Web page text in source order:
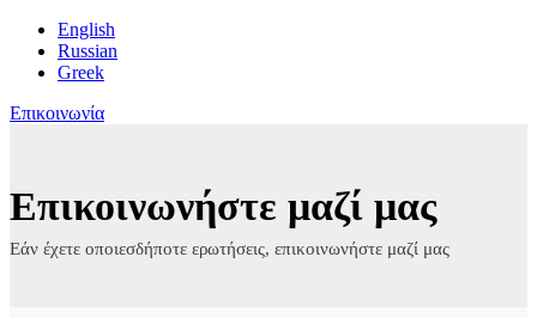
English
Russian
Greek
Επικοινωνία
Επικοινωνήστε μαζί μας
Εάν έχετε οποιεσδήποτε ερωτήσεις, επικοινωνήστε μαζί μας